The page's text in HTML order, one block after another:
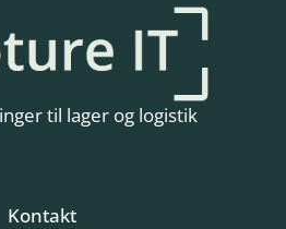
til lager og logistik
Kontakt